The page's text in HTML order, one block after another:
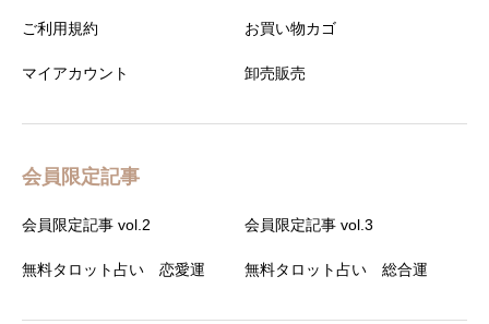
ご利用規約 お買い物カゴ
マイアカウント 卸売販売
会員限定記事
会員限定記事 vol.2 会員限定記事 vol.3
無料タロット占い 恋愛運 無料タロット占い 総合運